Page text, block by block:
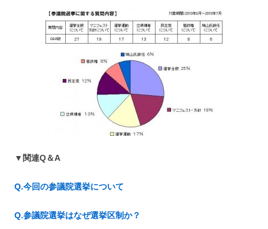
▼関連Q＆A
Q.今回の参議院選挙について
Q.参議院選挙はなぜ選挙区制か？